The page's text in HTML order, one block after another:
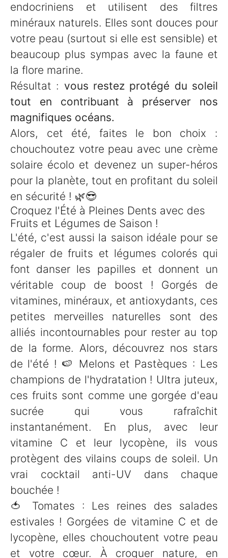
endocriniens et utilisent des filtres
minéraux naturels. Elles sont douces pour
votre peau (surtout si elle est sensible) et
beaucoup plus sympas avec la faune et
la flore marine.
Résultat : vous restez protégé du soleil
tout en contribuant à préserver nos
magnifiques océans.
Alors, cet été, faites le bon choix :
chouchoutez votre peau avec une crème
solaire écolo et devenez un super-héros
pour la planète, tout en profitant du soleil
en sécurité ! 🌿😎
Croquez l'Été à Pleines Dents avec des
Fruits et Légumes de Saison !
L'été, c'est aussi la saison idéale pour se
régaler de fruits et légumes colorés qui
font danser les papilles et donnent un
véritable coup de boost ! Gorgés de
vitamines, minéraux, et antioxydants, ces
petites merveilles naturelles sont des
alliés incontournables pour rester au top
de la forme. Alors, découvrez nos stars
de l'été ! 🍉 Melons et Pastèques : Les
champions de l'hydratation ! Ultra juteux,
ces fruits sont comme une gorgée d'eau
sucrée qui vous rafraîchit
instantanément. En plus, avec leur
vitamine C et leur lycopène, ils vous
protègent des vilains coups de soleil. Un
vrai cocktail anti-UV dans chaque
bouchée !
🍅 Tomates : Les reines des salades
estivales ! Gorgées de vitamine C et de
lycopène, elles chouchoutent votre peau
et votre cœur. À croquer nature, en